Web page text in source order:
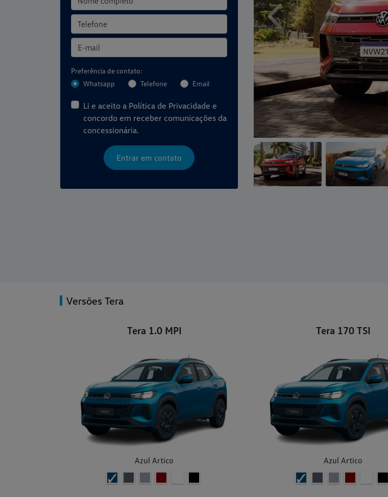
Preferência de contato:
Whatsapp
Telefone Email
Li e aceito a Política de Privacidade e
concordo em receber comunicações da
concessionária.
Entrar em contato
Anterior
Versões Tera
Tera 1.0 MPI
Azul Artico
Tera 170 TSI
Azul Artico